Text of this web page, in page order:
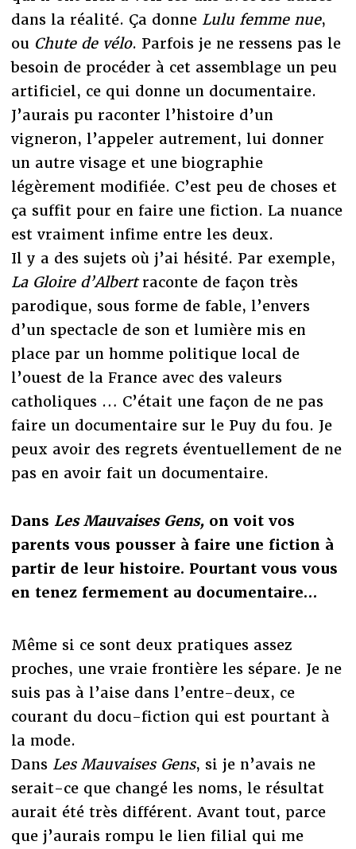
dans la réalité. Ça donne Lulu femme nue,
ou Chute de vélo. Parfois je ne ressens pas le
besoin de procéder à cet assemblage un peu
artificiel, ce qui donne un documentaire.
J’aurais pu raconter l’histoire d’un
vigneron, l’appeler autrement, lui donner
un autre visage et une biographie
légèrement modifiée. C’est peu de choses et
ça suffit pour en faire une fiction. La nuance
est vraiment infime entre les deux.
Il y a des sujets où j’ai hésité. Par exemple,
La Gloire d’Albertraconte de façon très
parodique, sous forme de fable, l’envers
d’un spectacle de son et lumière mis en
place par un homme politique local de
l’ouest de la France avec des valeurs
catholiques … C’était une façon de ne pas
faire un documentaire sur le Puy du fou. Je
peux avoir des regrets éventuellement de ne
pas en avoir fait un documentaire.
Dans Les Mauvaises Gens,on voit vos
parents vous pousser à faire une fiction à
partir de leur histoire. Pourtant vous vous
en tenez fermement au documentaire…
Même si ce sont deux pratiques assez
proches, une vraie frontière les sépare. Je ne
suis pas à l’aise dans l’entre-deux, ce
courant du docu-fiction qui est pourtant à
la mode.
Dans Les Mauvaises Gens, si je n’avais ne
serait-ce que changé les noms, le résultat
aurait été très différent. Avant tout, parce
que j’aurais rompu le lien filial qui me